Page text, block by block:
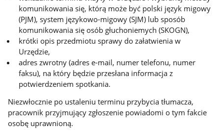
komunikowania się, którą może być polski język migowy
(PJM), system językowo-migowy (SJM) lub sposób
komunikowania się osób głuchoniemych (SKOGN),
krótki opis przedmiotu sprawy do załatwienia w
Urzędzie,
adres zwrotny (adres e-mail, numer telefonu, numer
faksu), na który będzie przesłana informacja z
potwierdzeniem spotkania.
Niezwłocznie po ustaleniu terminu przybycia tłumacza,
pracownik przyjmujący zgłoszenie powiadomi o tym fakcie
osobę uprawnioną.